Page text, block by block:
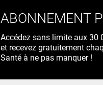
ABONNEMENT
Accédez sans limite aux 30
et recevez gratuitement
Santé à ne pas manquer !